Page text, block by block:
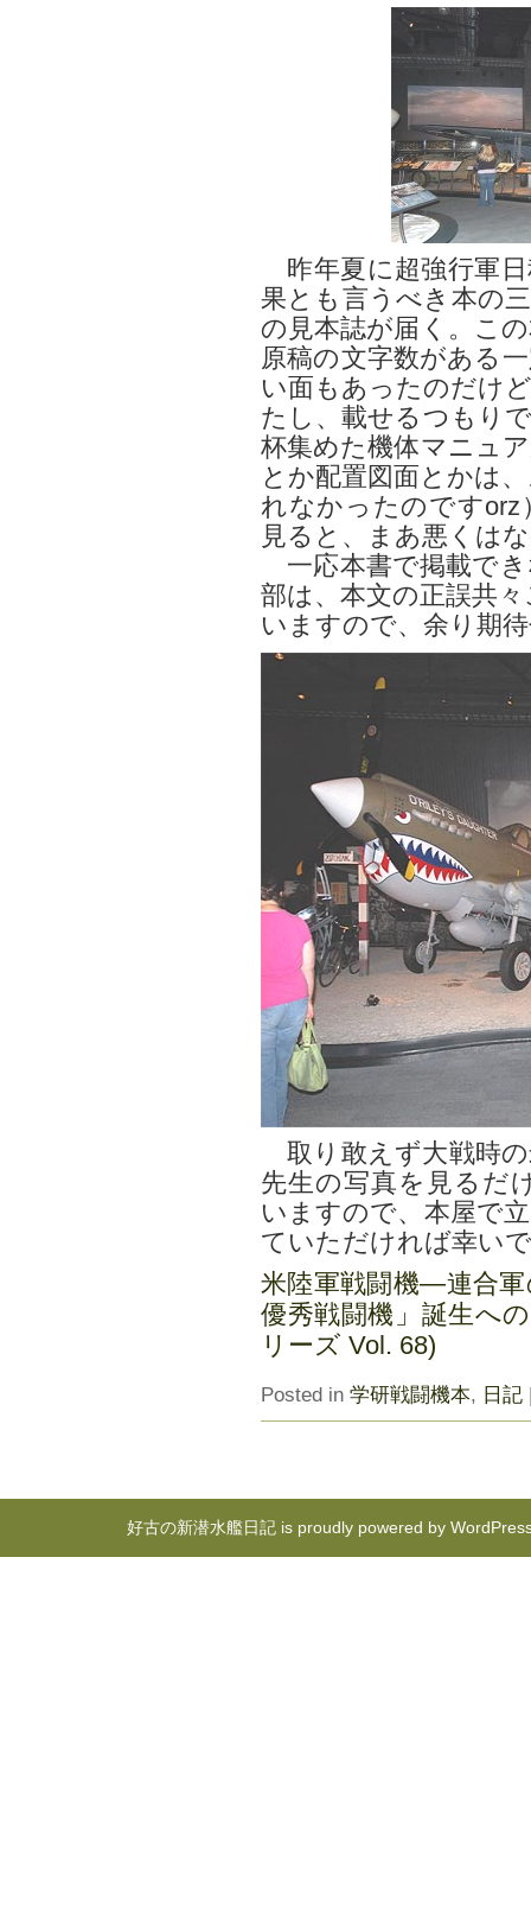
昨年夏に超強行軍
果とも言うべき本の
の見本誌が届く。こ
原稿の文字数がある
い面もあったのだけ
たし、載せるつもり
杯集めた機体マニュ
とか配置図面とかは
れなかったのですorz
見ると、まあ悪くは
一応本書で掲載で
部は、本文の正誤共
いますので、余り期
取り敢えず大戦時
先生の写真を見るだ
いますので、本屋で
ていただければ幸い
米陸軍戦闘機―連合
優秀戦闘機」誕生へ
リーズ Vol. 68)
Posted in 学研戦闘機本, 日記
好古の新潜水艦日記 is proudly powered by